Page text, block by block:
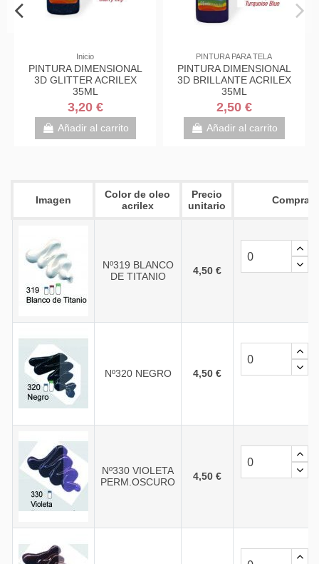
Acrilex 20ml
al carrito
PINTURA PARA TELA
PINTURA DIMENSIONAL
3D METALLIC ACRILEX
Añadir al carrito
PINTURA
3D
Imagen
Color de oleo
acrilex
Precio
unitario
Comprar
Nº319 BLANCO
DE TITANIO
4,50 €
Nº320 NEGRO 4,50 €
Nº330 VIOLETA
PERM.OSCURO
4,50 €